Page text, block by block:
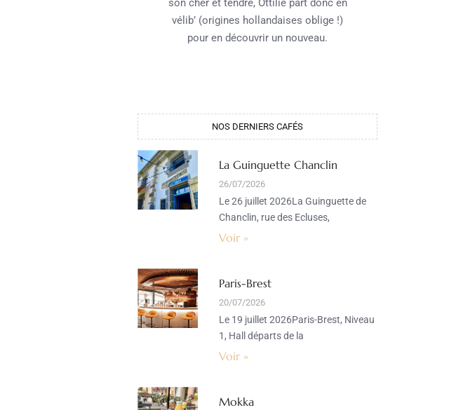
son cher et tendre, Ottilie part donc en
vélib’ (origines hollandaises oblige !)
pour en découvrir un nouveau.
NOS DERNIERS CAFÉS​
La Guinguette Chanclin
26/07/2026
Le 26 juillet 2026La Guinguette de
Chanclin, rue des Ecluses,
Voir »
Paris-Brest
20/07/2026
Le 19 juillet 2026Paris-Brest, Niveau
1, Hall départs de la
Voir »
Mokka